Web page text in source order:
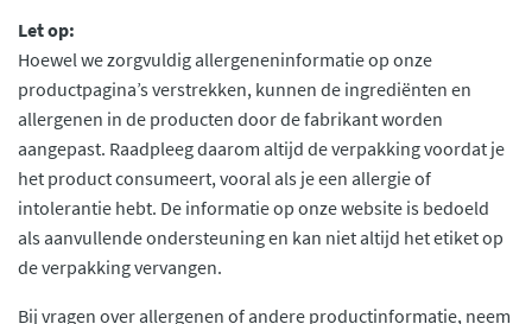
Let op:
Hoewel we zorgvuldig allergeneninformatie op onze
productpagina’s verstrekken, kunnen de ingrediënten en
allergenen in de producten door de fabrikant worden
aangepast. Raadpleeg daarom altijd de verpakking voordat je
het product consumeert, vooral als je een allergie of
intolerantie hebt. De informatie op onze website is bedoeld
als aanvullende ondersteuning en kan niet altijd het etiket op
de verpakking vervangen.
Bij vragen over allergenen of andere productinformatie, neem